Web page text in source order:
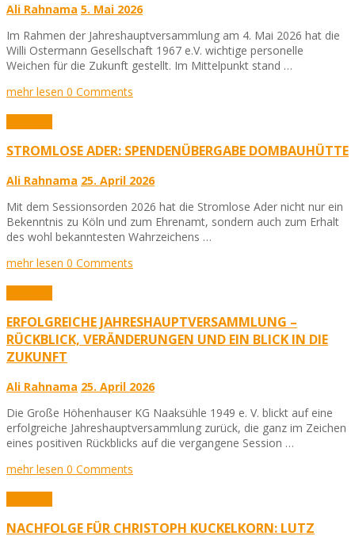
Ali Rahnama 5. Mai 2026
Im Rahmen der Jahreshauptversammlung am 4. Mai 2026 hat die
Willi Ostermann Gesellschaft 1967 e.V. wichtige personelle
Weichen für die Zukunft gestellt. Im Mittelpunkt stand …
mehr lesen 0 Comments
STROMLOSE ADER: SPENDENÜBERGABE DOMBAUHÜTTE
Ali Rahnama 25. April 2026
Mit dem Sessionsorden 2026 hat die Stromlose Ader nicht nur ein
Bekenntnis zu Köln und zum Ehrenamt, sondern auch zum Erhalt
des wohl bekanntesten Wahrzeichens …
mehr lesen 0 Comments
ERFOLGREICHE JAHRESHAUPTVERSAMMLUNG –
RÜCKBLICK, VERÄNDERUNGEN UND EIN BLICK IN DIE
ZUKUNFT
Ali Rahnama 25. April 2026
Die Große Höhenhauser KG Naaksühle 1949 e. V. blickt auf eine
erfolgreiche Jahreshauptversammlung zurück, die ganz im Zeichen
eines positiven Rückblicks auf die vergangene Session …
mehr lesen 0 Comments
NACHFOLGE FÜR CHRISTOPH KUCKELKORN: LUTZ